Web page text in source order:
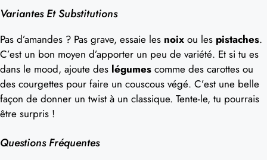
Variantes Et Substitutions
Pas d’amandes ? Pas grave, essaie les noix ou les pistaches.
C’est un bon moyen d’apporter un peu de variété. Et si tu es
dans le mood, ajoute des légumes comme des carottes ou
des courgettes pour faire un couscous végé. C’est une belle
façon de donner un twist à un classique. Tente-le, tu pourrais
être surpris !
Questions Fréquentes